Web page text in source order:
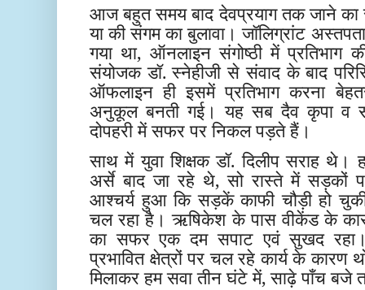
आज बहुत समय बाद देवप्रयाग तक जाने का
या की संगम का बुलावा। जॉलिग्रांट
गया था, ऑनलाइन संगोष्ठी में प्रतिभाग
संयोजक डॉ. स्नेहीजी से संवाद के बाद
ऑफलाइन ही इसमें प्रतिभाग करना
अनुकूल बनती गई। यह सब दैव कृपा व
दोपहरी में सफर पर निकल पड़ते हैं।
साथ में युवा शिक्षक डॉ. दिलीप सराह थे।
अर्से बाद जा रहे थे, सो रास्ते में सड़कों
आश्चर्य हुआ कि सड़कें काफी चौड़ी हो
चल रहा है। ऋषिकेश के पास वीकेंड के
का सफर एक दम सपाट एवं सुखद
प्रभावित क्षेत्रों पर चल रहे कार्य के
मिलाकर हम सवा तीन घंटे में, साढ़े पाँच